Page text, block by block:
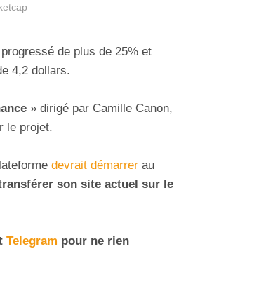
de plus de 25% et
4,2 dollars.
» dirigé par Camille Canon,
le projet.
devrait démarrer au
son site actuel sur le
Telegram pour ne rien